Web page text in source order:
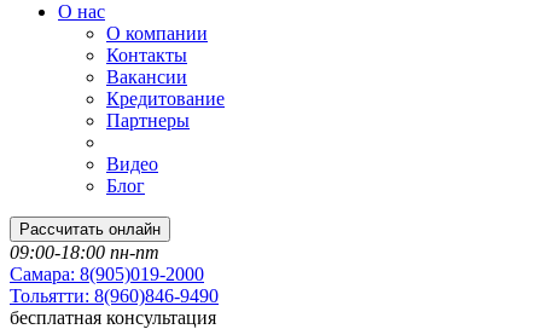
О нас
О компании
Контакты
Вакансии
Кредитование
Партнеры
Видео
Блог
Рассчитать онлайн
09:00-18:00 пн-пт
Самара: 8(905)019-2000
Тольятти: 8(960)846-9490
бесплатная консультация